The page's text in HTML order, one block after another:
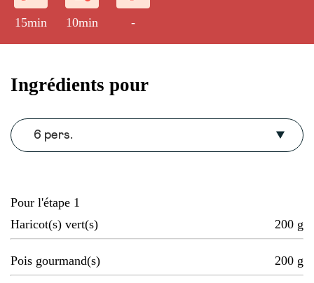
15min 10min -
Ingrédients pour
6 pers.
Pour l'étape 1
Haricot(s) vert(s)
200 g
Pois gourmand(s) 200 g